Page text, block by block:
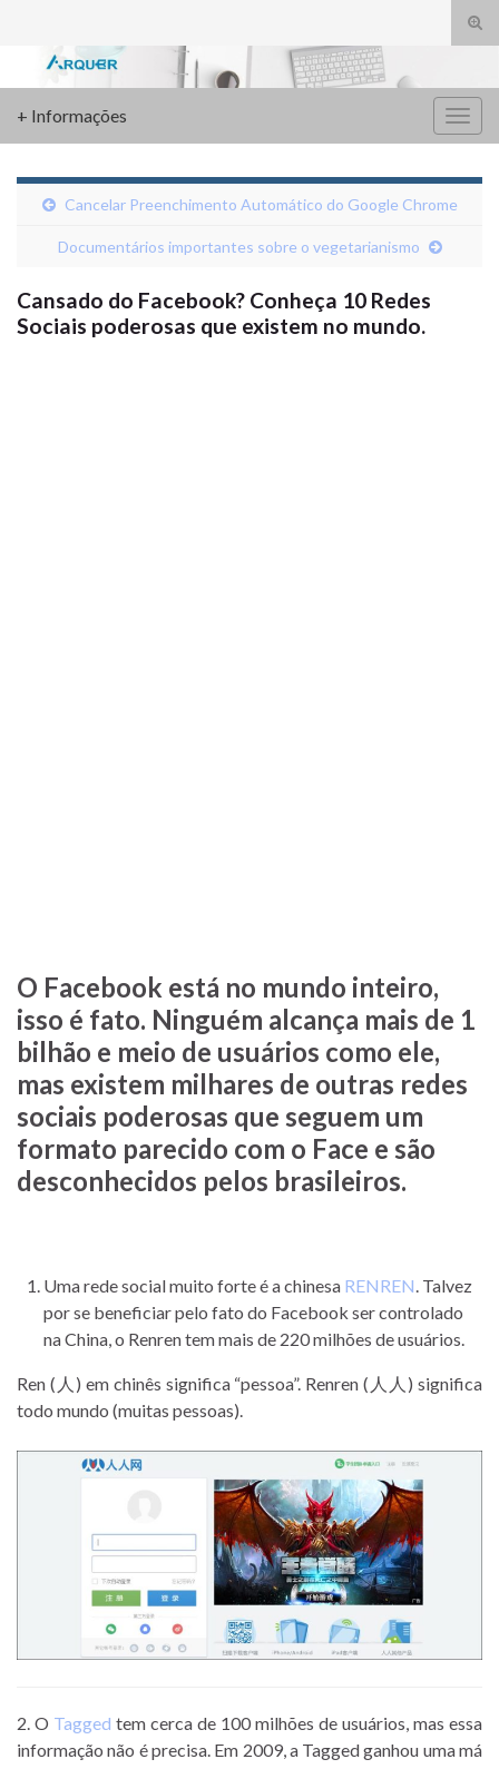
Search for:
+ Informações
Cancelar Preenchimento Automático do Google Chrome
Documentários importantes sobre o vegetarianismo
Cansado do Facebook? Conheça 10 Redes
Sociais poderosas que existem no mundo.
O Facebook está no mundo inteiro,
isso é fato. Ninguém alcança mais de 1
bilhão e meio de usuários como ele,
mas existem milhares de outras redes
sociais poderosas que seguem um
formato parecido com o Face e são
desconhecidos pelos brasileiros.
Uma rede social muito forte é a chinesa RENREN. Talvez
por se beneficiar pelo fato do Facebook ser controlado
na China, o Renren tem mais de 220 milhões de usuários.
Ren (人) em chinês significa “pessoa”. Renren (人人) significa
todo mundo (muitas pessoas).
2. O Tagged tem cerca de 100 milhões de usuários, mas essa
informação não é precisa. Em 2009, a Tagged ganhou uma má